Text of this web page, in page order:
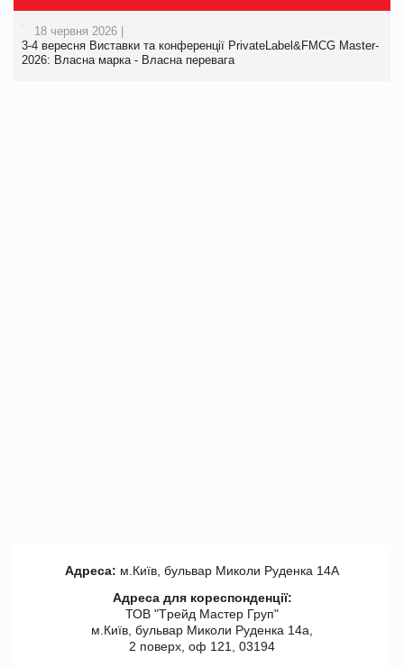
18 червня 2026 |
3-4 вересня Виставки та конференції PrivateLabel&FMCG Master-
2026: Власна марка - Власна перевага
Адреса: м.Київ, бульвар Миколи Руденка 14А
Адреса для кореспонденції:
ТОВ "Tрейд Мастер Груп"
м.Київ, бульвар Миколи Руденка 14а,
2 поверх, оф 121, 03194